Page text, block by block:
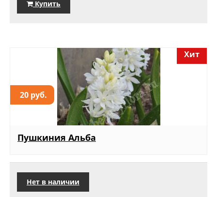
Купить
20 руб.
Хит
Пушкиния Альба
Нет в наличии